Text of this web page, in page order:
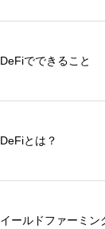
DeFiでできること
DeFiとは？
イールドファーミン